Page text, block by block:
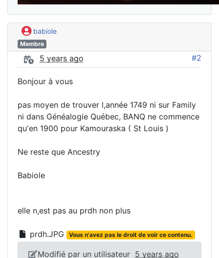
babiole
Membre
5 years ago #2
Bonjour à vous
pas moyen de trouver l,année 1749 ni sur Family
ni dans Généalogie Québec, BANQ ne commence
qu'en 1900 pour Kamouraska ( St Louis )
Ne reste que Ancestry
Babiole
elle n,est pas au prdh non plus
prdh.JPG Vous n'avez pas le droit de voir ce contenu.
Modifié par un utilisateur 5 years ago